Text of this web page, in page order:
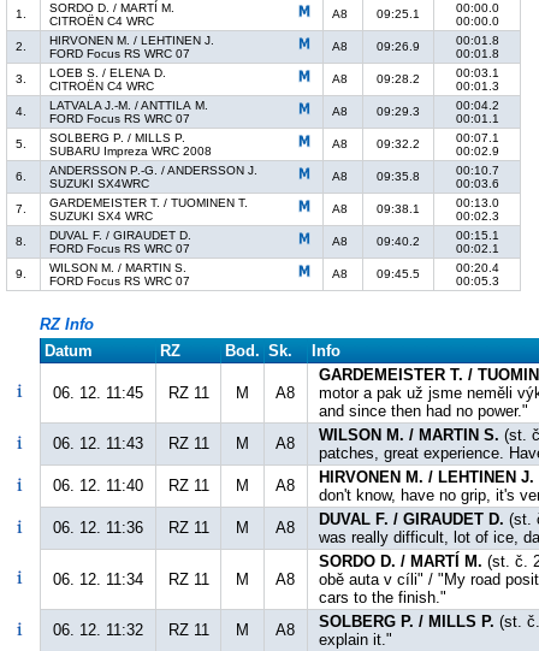
1.
SORDO D. / MARTÍ M.
CITROËN C4 WRC
A8 09:25.1
00:00.0
00:00.0
2.
HIRVONEN M. / LEHTINEN J.
FORD Focus RS WRC 07
A8 09:26.9
00:01.8
00:01.8
3.
LOEB S. / ELENA D.
CITROËN C4 WRC
A8 09:28.2
00:03.1
00:01.3
4.
LATVALA J.-M. / ANTTILA M.
FORD Focus RS WRC 07
A8 09:29.3
00:04.2
00:01.1
5.
SOLBERG P. / MILLS P.
SUBARU Impreza WRC 2008
A8 09:32.2
00:07.1
00:02.9
6.
ANDERSSON P.-G. / ANDERSSON J.
SUZUKI SX4WRC
A8 09:35.8
00:10.7
00:03.6
7.
GARDEMEISTER T. / TUOMINEN T.
SUZUKI SX4 WRC
A8 09:38.1
00:13.0
00:02.3
8.
DUVAL F. / GIRAUDET D.
FORD Focus RS WRC 07
A8 09:40.2
00:15.1
00:02.1
9.
WILSON M. / MARTIN S.
FORD Focus RS WRC 07
A8 09:45.5
00:20.4
00:05.3
RZ Info
Datum
RZ Bod. Sk. Info
06. 12. 11:45 RZ 11 M A8
GARDEMEISTER T. /
motor a pak už jsme neměli
and since then had no power."
06. 12. 11:43
RZ 11 M A8 WILSON M. / MARTIN S. (st.
patches, great experience.
06. 12. 11:40
RZ 11 M A8 HIRVONEN M. / LEHTINEN J.
don't know, have no grip, it's
06. 12. 11:36
RZ 11 M A8 DUVAL F. / GIRAUDET D. (st.
was really difficult, lot of ice,
06. 12. 11:34 RZ 11 M A8
SORDO D. / MARTÍ M. (st. č.
obě auta v cíli" / "My road
cars to the finish."
06. 12. 11:32
RZ 11 M A8 SOLBERG P. / MILLS P. (st.
explain it."